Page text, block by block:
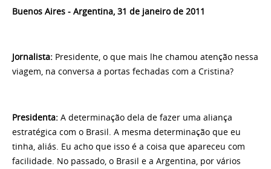
Buenos Aires - Argentina, 31 de janeiro de 2011
Jornalista: Presidente, o que mais lhe chamou atenção nessa
viagem, na conversa a portas fechadas com a Cristina?
Presidenta: A determinação dela de fazer uma aliança
estratégica com o Brasil. A mesma determinação que eu
tinha, aliás. Eu acho que isso é a coisa que apareceu com
facilidade. No passado, o Brasil e a Argentina, por vários